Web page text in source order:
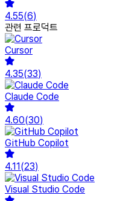
4.55(6)
관련 프로덕트
Cursor
4.35(33)
Claude Code
4.60(30)
GitHub Copilot
4.11(23)
Visual Studio Code